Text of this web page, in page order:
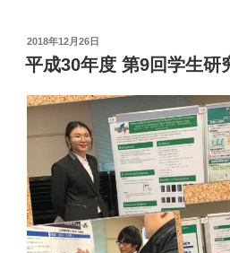
投
稿
日:
2018年12月26日
平成30年度 第9回学生研